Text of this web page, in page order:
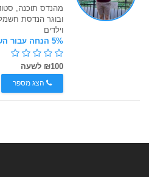
מהנדס תוכנה,
ובוגר הנדסת
וילדים
5% הנחה עבור השיעור הראשון
₪100 לשעה
הצג מספר